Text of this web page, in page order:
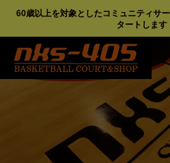
60歳以上を対象としたコミュニティサ
タートします
施設